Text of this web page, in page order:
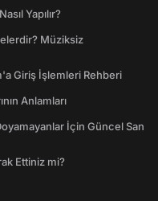
Yapılır?
Müziksiz
Giriş İşlemleri Rehberi
Anlamları
İçin Güncel San
Ettiniz mi?